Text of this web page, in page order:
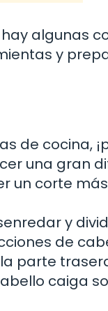
algunas
y
de cocina,
una gran
un corte
y
de
parte
caiga